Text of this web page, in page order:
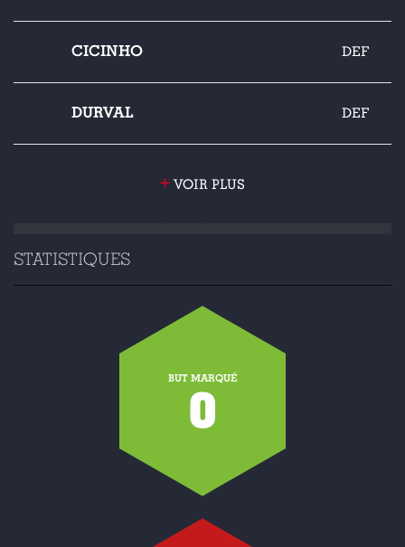
CICINHO DEF
DURVAL DEF
+ VOIR PLUS
STATISTIQUES
BUT MARQUÉ
0